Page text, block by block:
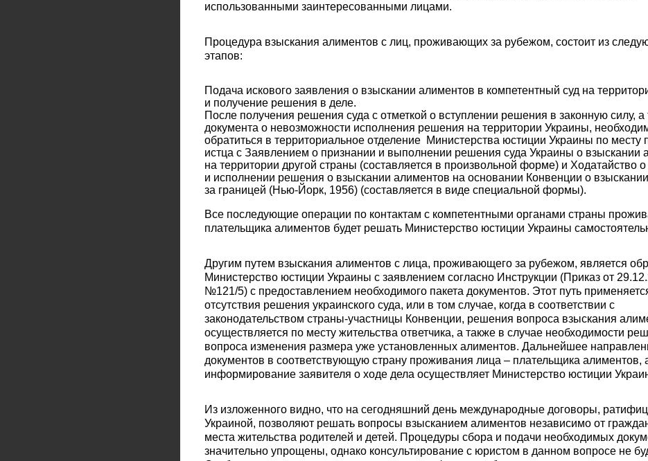
использованными заинтересованными лицами.
Процедура взыскания алиментов с лиц, проживающих за рубежом, состоит из
этапов:
Подача искового заявления о взыскании алиментов в компетентный суд на
и получение решения в деле.
После получения решения суда с отметкой о вступлении решения в законную силу, а
документа о невозможности исполнения решения на территории Украины,
обратиться в территориальное отделение Министерства юстиции Украины по месту
истца с Заявлением о признании и выполнении решения суда Украины о взыскании
на территории другой страны (составляется в произвольной форме) и Ходатайство
и исполнении решения о взыскании алиментов на основании Конвенции о
за границей (Нью-Йорк, 1956) (составляется в виде специальной формы).
Все последующие операции по контактам с компетентными органами страны
плательщика алиментов будет решать Министерство юстиции Украины
Другим путем взыскания алиментов с лица, проживающего за рубежом, является
Министерство юстиции Украины с заявлением согласно Инструкции (Приказ от
№121/5) с предоставлением необходимого пакета документов. Этот путь
отсутствия решения украинского суда, или в том случае, когда в соответствии с
законодательством страны-участницы Конвенции, решения вопроса взыскания
осуществляется по месту жительства ответчика, а также в случае необходимости
вопроса изменения размера уже установленных алиментов. Дальнейшее
документов в соответствующую страну проживания лица – плательщика алиментов,
информирование заявителя о ходе дела осуществляет Министерство юстиции
Из изложенного видно, что на сегодняшний день международные договоры,
Украиной, позволяют решать вопросы взысканием алиментов независимо от
места жительства родителей и детей. Процедуры сбора и подачи необходимых
значительно упрощены, однако консультирование с юристом в данном вопросе не